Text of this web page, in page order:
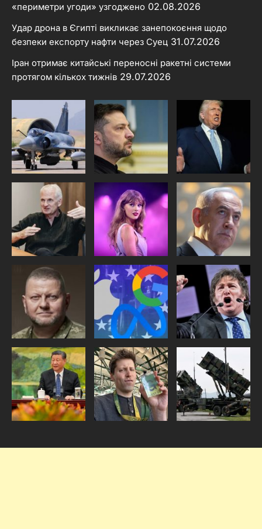
«периметри угоди» узгоджено 02.08.2026
Удар дрона в Єгипті викликає занепокоєння щодо
безпеки експорту нафти через Суец 31.07.2026
Іран отримає китайські переносні ракетні системи
протягом кількох тижнів 29.07.2026